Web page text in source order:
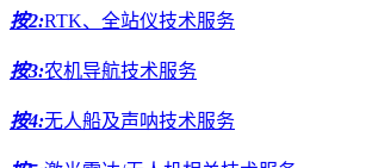
按2:RTK、全站仪技术服务
按3:农机导航技术服务
按4:无人船及声呐技术服务